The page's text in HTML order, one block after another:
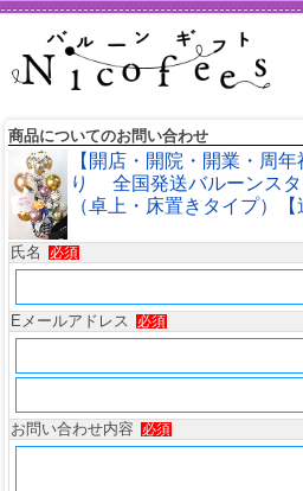
商品についてのお問い合わせ
【開店・開院・開業・周
り 全国発送バルーンス
（卓上・床置きタイプ）【
氏名 必須
Eメールアドレス 必須
お問い合わせ内容
必須